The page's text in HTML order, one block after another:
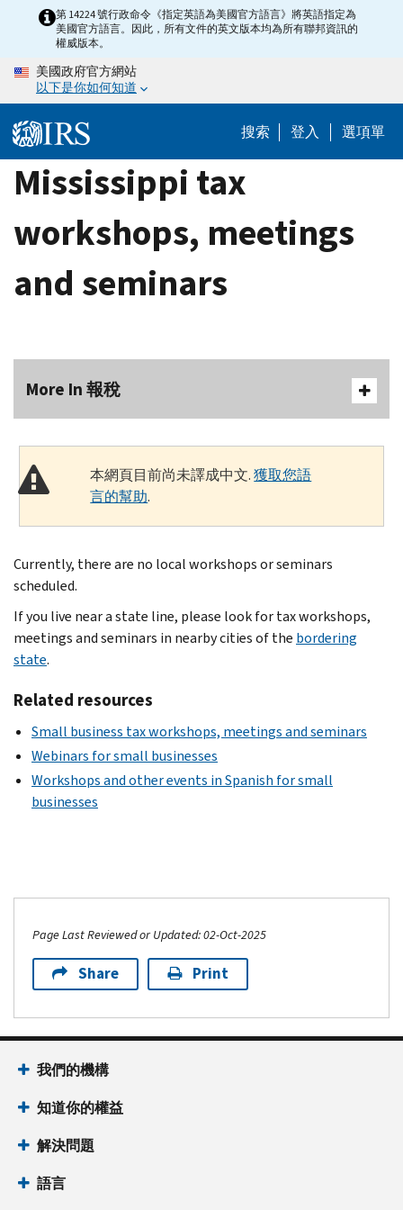
content
第 14224 號行政命令《指定英語為美國官方語言》將英語指定為
美國官方語言。因此，所有文件的英文版本均為所有聯邦資訊的
權威版本。
美國政府官方網站
以下是你如何知道
搜索 登入 選項單
Mississippi tax
workshops, meetings
and seminars
More In 報稅
本網頁目前尚未譯成中文.獲取您語
言的幫助.
Currently, there are no local workshops or seminars
scheduled.
If you live near a state line, please look for tax workshops,
meetings and seminars in nearby cities of the bordering
state.
Related resources
Small business tax workshops, meetings and seminars
Webinars for small businesses
Workshops and other events in Spanish for small
businesses
Page Last Reviewed or Updated: 02-Oct-2025
Share Print
我們的機構
知道你的權益
解決問題
語言